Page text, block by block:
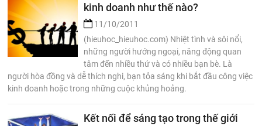
kinh doanh như thế nào?
11/10/2011
(hieuhoc_hieuhoc.com) Nhiệt tình và sôi nổi,
những người hướng ngoại, năng động quan
tâm đến nhiều thứ và có nhiều bạn bè. Là
người hòa đồng và dễ thích nghi, bạn tỏa sáng khi bắt đầu công việc
kinh doanh hoặc trong những cuộc khủng hoảng.
Kết nối để sáng tạo trong thế giới